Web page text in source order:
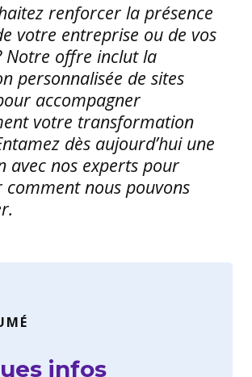
renforcer la présence
votre entreprise ou de vos
Notre offre inclut la
personnalisée de sites
accompagner
votre transformation
dès aujourd’hui une
avec nos experts pour
comment nous pouvons
infos